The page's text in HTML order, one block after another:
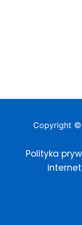
Copyright ©
Polityka